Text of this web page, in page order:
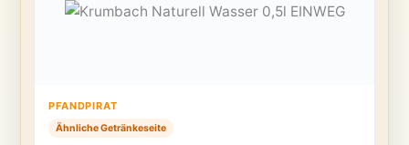
PFANDPIRAT
Ähnliche Getränkeseite